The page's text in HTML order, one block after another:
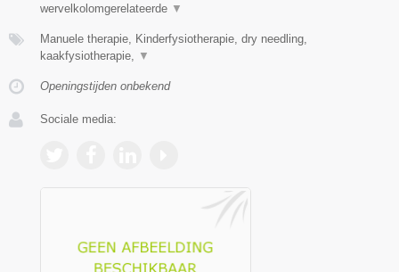
wervelkolomgerelateerde ▼
Manuele therapie, Kinderfysiotherapie, dry needling,
kaakfysiotherapie,
▼
Openingstijden onbekend
Sociale media: